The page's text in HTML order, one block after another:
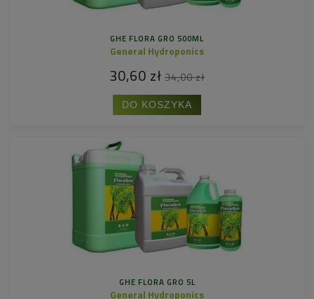
GHE FLORA GRO 500ML
General Hydroponics
30,60 zł 34,00 zł
DO KOSZYKA
GHE FLORA GRO 5L
General Hydroponics